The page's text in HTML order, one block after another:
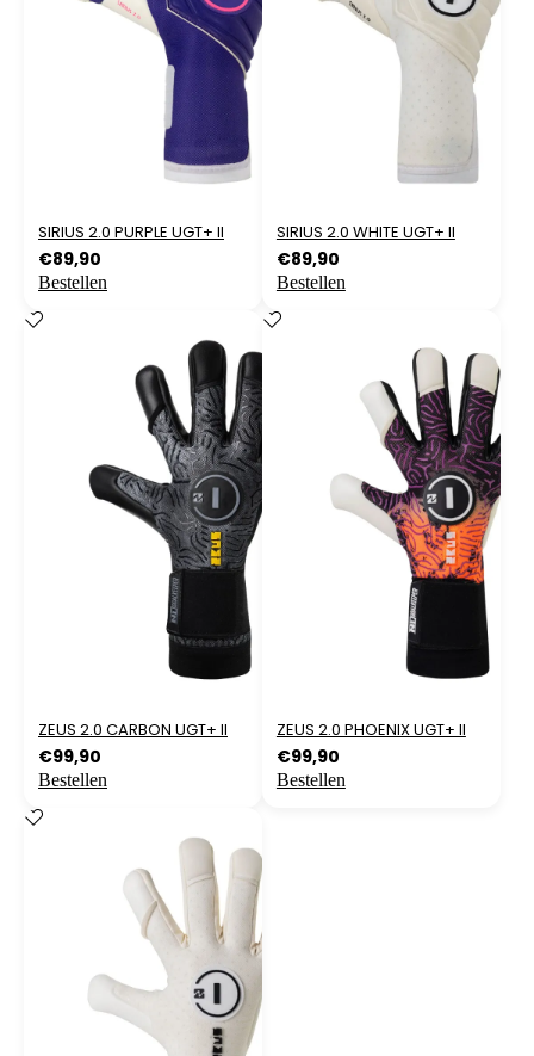
SIRIUS 2.0 PURPLE UGT+ II
€89,90
Bestellen
SIRIUS 2.0 WHITE UGT+ II
€89,90
Bestellen
ZEUS 2.0 CARBON UGT+ II
€99,90
Bestellen
ZEUS 2.0 PHOENIX UGT+ II
€99,90
Bestellen